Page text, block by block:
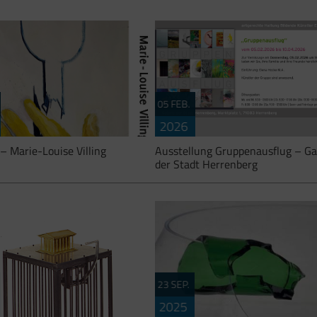
– Ausstellungen im
Marie-Louise Villing
05 FEB.
2026
artgerechte Haltung Bildende
Ausstellung Gruppenausflug –
der Stadt Herrenberg
23 SEP.
2025